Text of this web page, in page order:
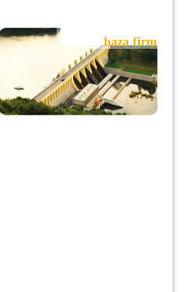
baza firm